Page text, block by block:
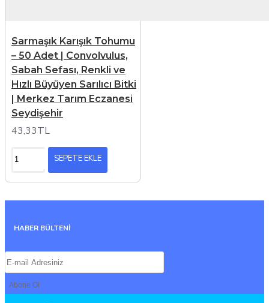
Sarmaşık Karışık Tohumu
– 50 Adet | Convolvulus,
Sabah Sefası, Renkli ve
Hızlı Büyüyen Sarılıcı Bitki
| Merkez Tarım Eczanesi
Seydişehir
43,33TL
SEPETE EKLE
HABER BÜLTENİ
Abone Ol